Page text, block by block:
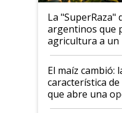
La "SuperRaza"
argentinos que
agricultura a un
posibilidades
infinitas"
El maíz cambió:
característica
que abre una
el lote